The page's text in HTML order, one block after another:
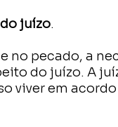
juízo.
no pecado, a
do juízo. A
viver em